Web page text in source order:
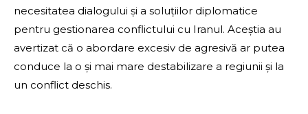
necesitatea dialogului și a soluțiilor diplomatice
pentru gestionarea conflictului cu Iranul. Aceștia au
avertizat că o abordare excesiv de agresivă ar putea
conduce la o și mai mare destabilizare a regiunii și la
un conflict deschis.